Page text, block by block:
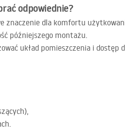
odpowiednie?
dla komfortu
późniejszego montażu.
układ pomieszczenia i